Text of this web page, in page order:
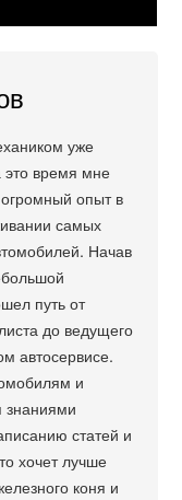
уже
это время мне
опыт в
самых
Начав
путь от
до ведущего
автосервисе.
и
знаниями
статей и
хочет лучше
коня и